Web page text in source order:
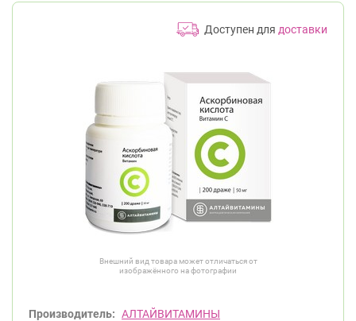
Доступен для доставки
Внешний вид товара может отличаться от
изображённого на фотографии
Производитель: АЛТАЙВИТАМИНЫ